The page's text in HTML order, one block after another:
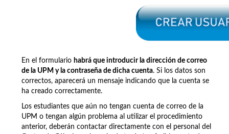
En el formulario habrá que introducir la dirección de correo
de la UPM y la contraseña de dicha cuenta. Si los datos son
correctos, aparecerá un mensaje indicando que la cuenta se
ha creado correctamente.
Los estudiantes que aún no tengan cuenta de correo de la
UPM o tengan algún problema al utilizar el procedimiento
anterior, deberán contactar directamente con el personal del